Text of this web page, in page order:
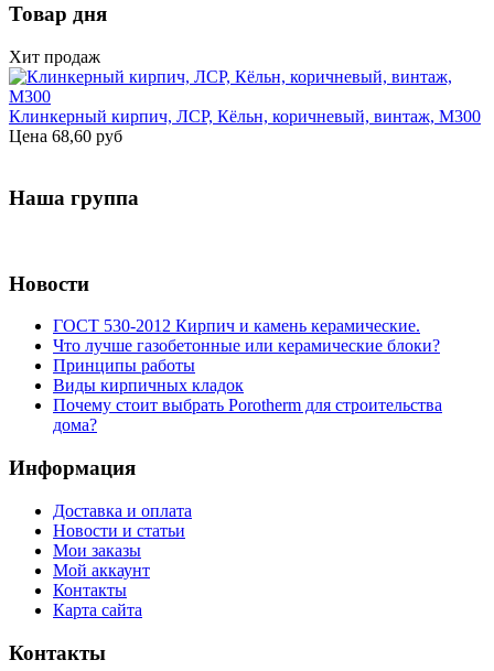
Товар дня
Хит продаж
Клинкерный кирпич, ЛСР, Кёльн, коричневый, винтаж, М300
Цена 68,60 руб
Наша группа
Новости
ГОСТ 530-2012 Кирпич и камень керамические.
Что лучше газобетонные или керамические блоки?
Принципы работы
Виды кирпичных кладок
Почему стоит выбрать Porotherm для строительства
дома?
Информация
Доставка и оплата
Новости и статьи
Мои заказы
Мой аккаунт
Контакты
Карта сайта
Контакты